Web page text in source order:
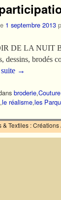
1 septembre 2013
DE LA NUIT
dessins, brodés
→
broderie,
,le réalisme,les
& Textiles :